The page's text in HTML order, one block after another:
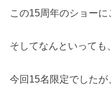
この15周年のショーに
そしてなんといっても、
今回15名限定でした